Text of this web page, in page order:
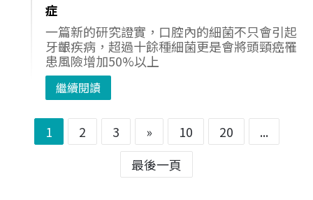
症
一篇新的研究證實，口腔內的細菌不只會引起
牙齦疾病，超過十餘種細菌更是會將頭頸癌罹
患風險增加50%以上
繼續閱讀
1 2 3 » 10 20
...
最後一頁